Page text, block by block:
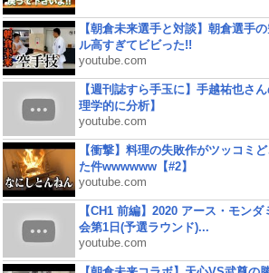
【朝倉未来選手と対談】朝倉選手
ル高すぎてビビった!!
youtube.com
【週刊誌すら手玉に】手越祐也さ
理学的に分析】
youtube.com
【衝撃】料理の失敗作がツッコミ
た件wwwwww【#2】
youtube.com
【CH1 前編】2020 アース・モン
会第1日(予選ラウンド)...
youtube.com